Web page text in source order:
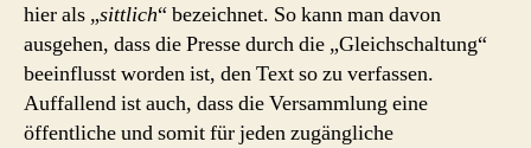
hier als „sittlich“ bezeichnet. So kann man davon
ausgehen, dass die Presse durch die „Gleichschaltung“
beeinflusst worden ist, den Text so zu verfassen.
Auffallend ist auch, dass die Versammlung eine
öffentliche und somit für jeden zugängliche